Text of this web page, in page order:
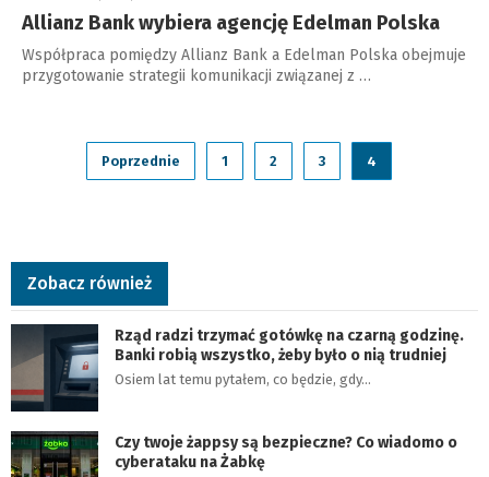
Allianz Bank wybiera agencję Edelman Polska
Współpraca pomiędzy Allianz Bank a Edelman Polska obejmuje
przygotowanie strategii komunikacji związanej z …
Poprzednie 1 2 3 4
Zobacz również
Rząd radzi trzymać gotówkę na czarną godzinę.
Banki robią wszystko, żeby było o nią trudniej
Osiem lat temu pytałem, co będzie, gdy…
Czy twoje żappsy są bezpieczne? Co wiadomo o
cyberataku na Żabkę